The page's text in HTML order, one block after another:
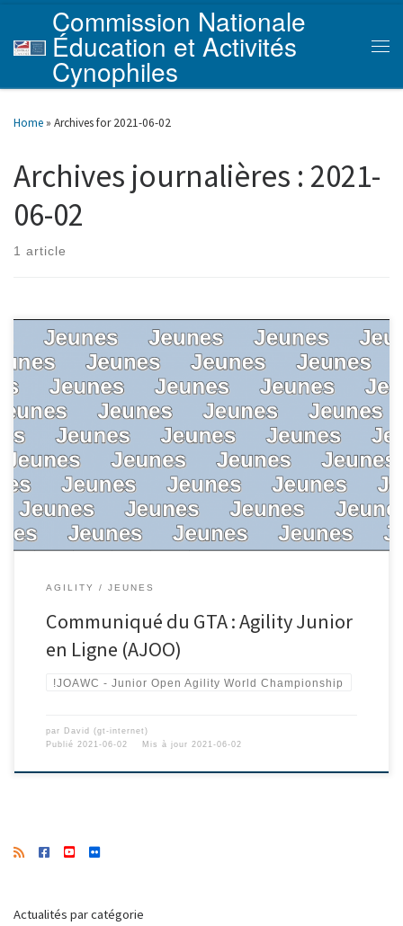
Skip to content
Commission Nationale
Éducation et Activités
Cynophiles
Home » Archives for 2021-06-02
Archives journalières : 2021-
06-02
1 article
AGILITY JEUNES
Communiqué du GTA : Agility Junior
en Ligne (AJOO)
!JOAWC - Junior Open Agility World Championship
par David (gt-internet)
Publié 2021-06-02 Mis à jour 2021-06-02
Actualités par catégorie